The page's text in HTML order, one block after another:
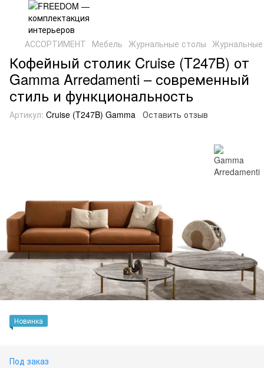
АССОРТИМЕНТ Мебель Журнальные столы Журнальные
Кофейный столик Cruise (T247B) от
Gamma Arredamenti – современный
стиль и функциональность
Артикул: Cruise (T247B) Gamma Оставить отзыв
Новинка
Под заказ